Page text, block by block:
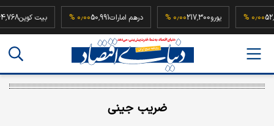
52,500,000 یورو217,300 درهم امارات50,991 بیت
ضریب جینی